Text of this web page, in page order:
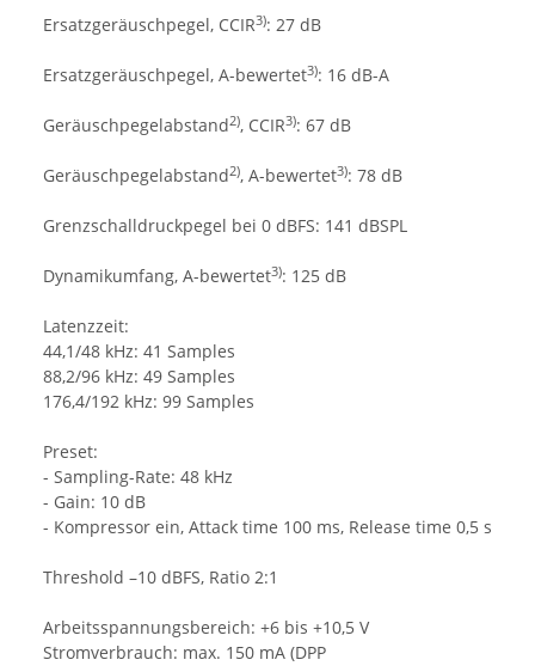
Ersatzgeräuschpegel, CCIR3): 27 dB
Ersatzgeräuschpegel, A-bewertet3): 16 dB-A
Geräuschpegelabstand2), CCIR3): 67 dB
Geräuschpegelabstand2), A-bewertet3): 78 dB
Grenzschalldruckpegel bei 0 dBFS: 141 dBSPL
Dynamikumfang, A-bewertet3): 125 dB
Latenzzeit:
44,1/48 kHz: 41 Samples
88,2/96 kHz: 49 Samples
176,4/192 kHz: 99 Samples
Preset:
- Sampling-Rate: 48 kHz
- Gain: 10 dB
- Kompressor ein, Attack time 100 ms, Release time 0,5 s
Threshold –10 dBFS, Ratio 2:1
Arbeitsspannungsbereich: +6 bis +10,5 V
Stromverbrauch: max. 150 mA (DPP